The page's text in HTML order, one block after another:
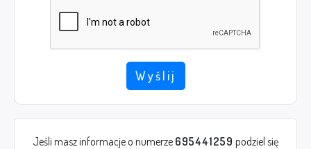
Wyślij
Jeśli masz informacje o numerze 695441259 podziel się